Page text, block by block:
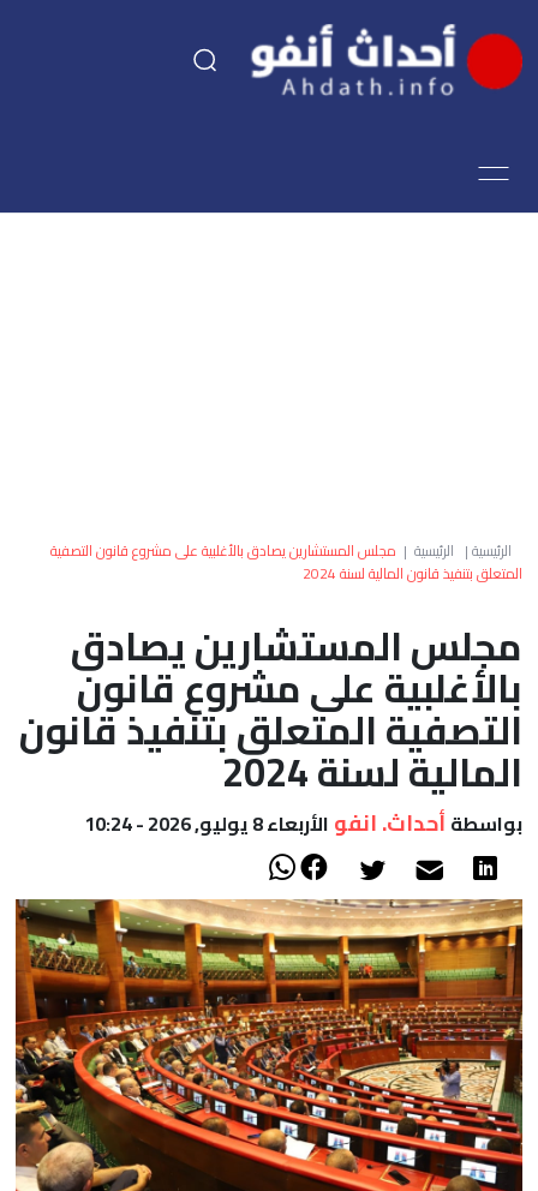
اقتصاد
العالم
الصحراء
الرئيسية| الرئيسية | مجلس المستشارين يصادق بالأغلبية على مشروع قانون التصفية
المتعلق بتنفيذ قانون المالية لسنة 2024
مجلس المستشارين يصادق
بالأغلبية على مشروع قانون
التصفية المتعلق بتنفيذ قانون
المالية لسنة 2024
بواسطة أحداث. انفو الأربعاء 8 يوليو, 2026 - 10:24